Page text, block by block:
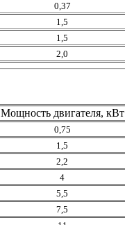
0,37
1,5
1,5
2,0
Мощность двигателя, кВт
0,75
1,5
2,2
4
5,5
7,5